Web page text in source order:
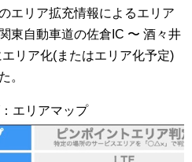
エリア拡充情報によるエリア
東自動車道の佐倉IC 〜 酒々井
リア化(またはエリア化予定)
。
エリアマップ